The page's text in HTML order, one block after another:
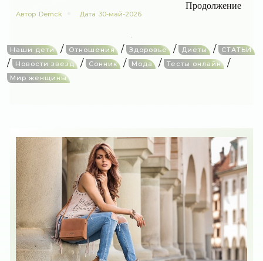
Продолжение
Автор Dernck Дата 30-май-2026
Наши дети / Отношения / Здоровье / Диеты / СТАТЬИ
/ Новости звезд / Сонник / Мода / Тесты онлайн /
Мир женщины